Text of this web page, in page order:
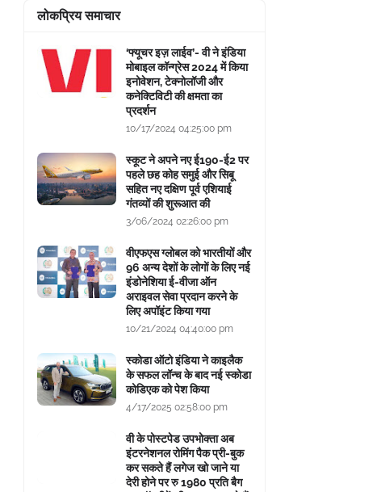
लोकप्रिय समाचार
‘फ्यूचर इज़ लाईव’- वी ने इंडिया
मोबाइल कॉन्ग्रेस 2024 में किया
इनोवेशन, टेक्नोलॉजी और
कनेक्टिविटी की क्षमता का
प्रदर्शन
10/17/2024 04:25:00 pm
स्कूट ने अपने नए ई190-ई2 पर
पहले छह कोह समुई और सिबू
सहित नए दक्षिण पूर्व एशियाई
गंतव्यों की शुरूआत की
3/06/2024 02:26:00 pm
वीएफएस ग्लोबल को भारतीयों और
96 अन्य देशों के लोगों के लिए नई
इंडोनेशिया ई-वीजा ऑन
अराइवल सेवा प्रदान करने के
लिए अपॉइंट किया गया
10/21/2024 04:40:00 pm
स्कोडा ऑटो इंडिया ने काइलैक
के सफल लॉन्च के बाद नई स्कोडा
कोडिएक को पेश किया
4/17/2025 02:58:00 pm
वी के पोस्टपेड उपभोक्ता अब
इंटरनेशनल रोमिंग पैक प्री-बुक
कर सकते हैं लगेज खो जाने या
देरी होने पर रु 1980 प्रति बैग